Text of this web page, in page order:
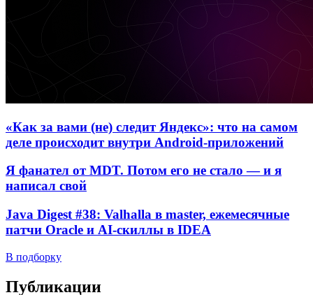
«Как за вами (не) следит Яндекс»: что на самом
деле происходит внутри Android-приложений
Я фанател от MDT. Потом его не стало — и я
написал свой
Java Digest #38: Valhalla в master, ежемесячные
патчи Oracle и AI-скиллы в IDEA
В подборку
Публикации